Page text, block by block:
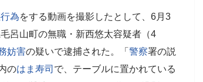
為をする動画を撮影したとして、6月3
呂山町の無職・新西悠太容疑者（4
妨害の疑いで逮捕された。「 警察署の説
のはま寿司 で、テーブルに置かれている